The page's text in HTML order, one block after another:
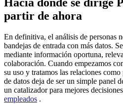
partir de ahora
En definitiva, el análisis de personas
bandejas de entrada con más datos.
mediante información oportuna,
colaboración. Cuando empezamos
su uso y tratamos las relaciones
de datos deja de ser un simple panel
un catalizador para mejores
empleados .